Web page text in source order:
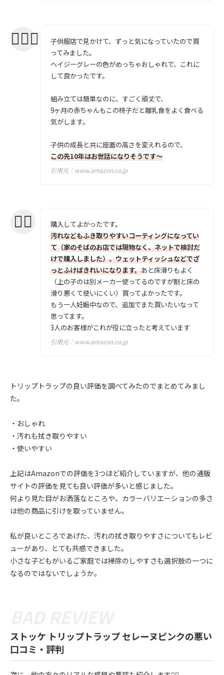
子供服店で見かけて、ずっと気になっていたので買
ってみました。
ヘイジーグレーの色がめっちゃおしゃれで、これに
して良かったです。
組み立ては簡単なのに、すごく頑丈で、
9ヶ月の赤ちゃんもこの椅子だと離乳食をよく食べる
気がします。
子供の成長と共に座面の高さを変えれるので、
この先10年はお世話になりそうです〜
引用元： www.amazon.co.jp
購入してよかったです。
汚れなどもふき取りやすいコーティングになってい
て（家のそばのお店では現物なく、ネットで検討だ
けで購入しました）、ウェットティッシュなどでざ
っとふけばきれいになります。あと床滑りもよく
（上の子のは別メーカー使ってるのですが割と床の
滑り悪くて使いにくい）買ってよかったです。
もう一人妊娠中なので、追加でまた買いたいなって
思ってます。
3人のお客様がこれが役に立ったと考えています
引用元： www.amazon.co.jp
トリップトラップの良い評価を調べてみたのでまとめてみまし
た。
・おしゃれ
・汚れも拭き取りやすい
・使いやすい
上記はAmazonでの評価を3つほど紹介していますが、他の通販
サイトの評価を見ても良い評価が多いと感じました。
何より見た目がお洒落なところや、カラーバリエーションの多さ
は他の商品に引けを取っていません。
私が良いところであげた、汚れの拭き取りやすさについてもレビ
ューがあり、とても共感できました。
小さな子どもがいるご家庭では掃除のしやすさも選択肢の一つに
なるのではないでしょうか。
ストッケ トリップトラップ セレーヌピンクの悪い
口コミ・評判